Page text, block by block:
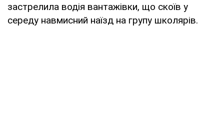
застрелила водія вантажівки, що скоїв у
середу навмисний наїзд на групу школярів.